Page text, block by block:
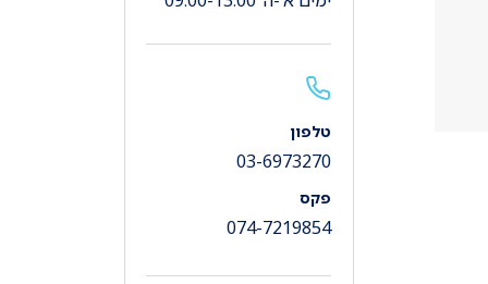
טלפון
03-6973270
פקס
074-7219854